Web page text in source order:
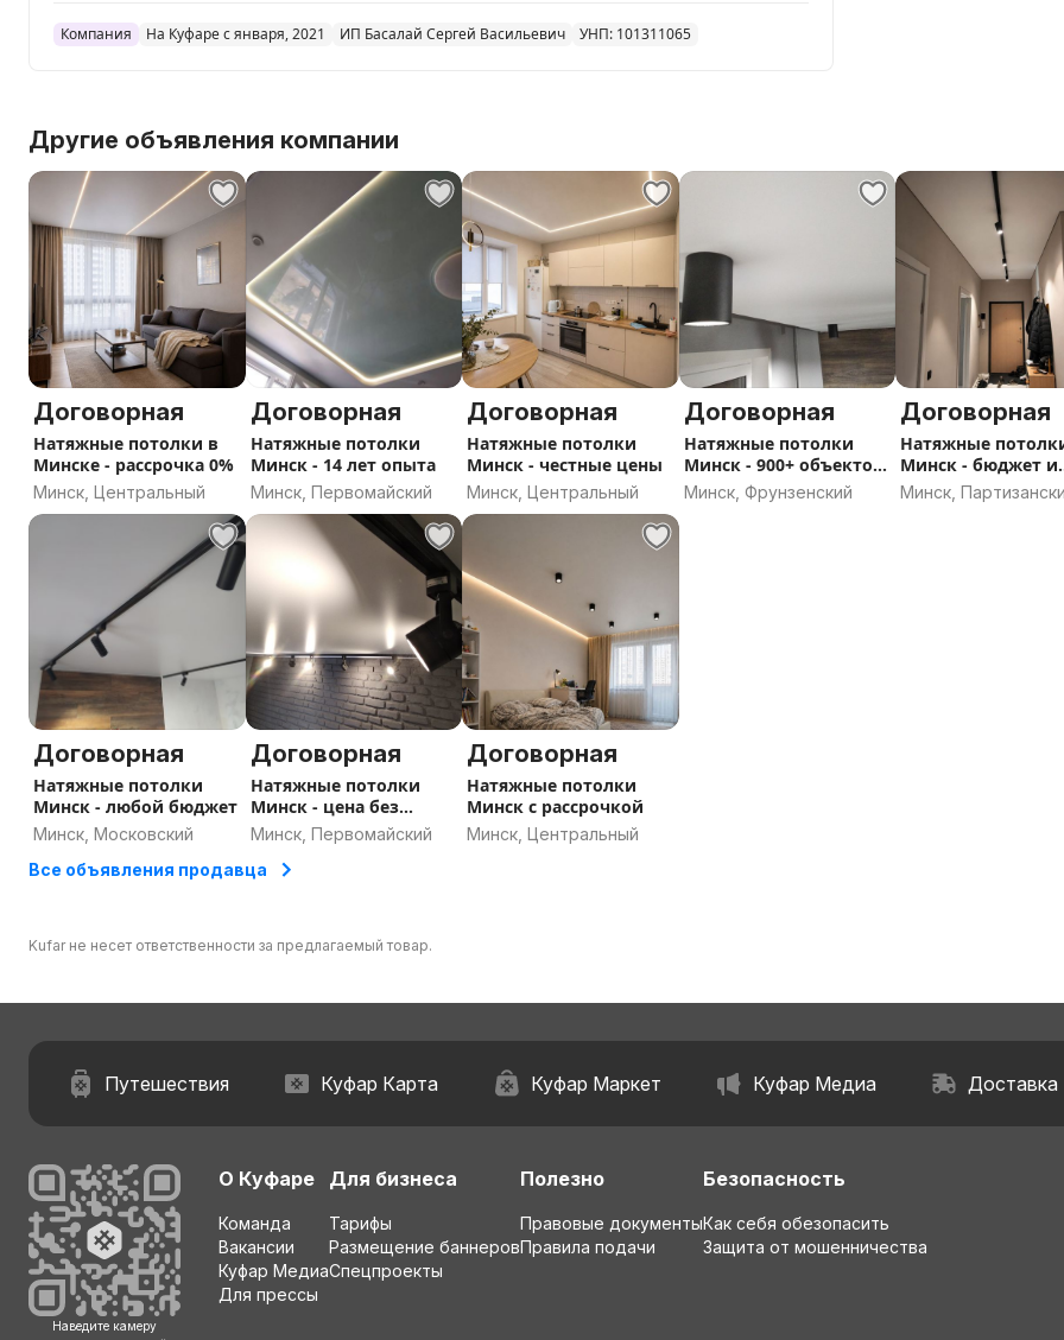
Компания На Куфаре с января, 2021 ИП Басалай Сергей Васильевич УНП: 101311065
Другие объявления компании
Договорная
Натяжные потолки в
Минске - рассрочка 0%
Минск, Центральный
Договорная
Натяжные потолки
Минск - 14 лет опыта
Минск, Первомайский
Договорная
Натяжные потолки
Минск - честные цены
Минск, Центральный
Договорная
Натяжные потолки
Минск - 900+ объектов
за год
Минск, Фрунзенский
Договорная
Натяжные
Минск - бюджет и
премиум
Минск,
Договорная
Натяжные потолки
Минск - любой бюджет
Минск, Московский
Договорная
Натяжные потолки
Минск - цена без
доплат
Минск, Первомайский
Договорная
Натяжные потолки
Минск с рассрочкой
Минск, Центральный
Все объявления продавца
Kufar не несет ответственности за предлагаемый товар.
Путешествия Куфар Карта Куфар Маркет Куфар Медиа Доставка
Наведите камеру
О Куфаре
Команда
Вакансии
Куфар Медиа
Для прессы
Для бизнеса
Тарифы
Размещение баннеров
Спецпроекты
Полезно
Правовые документы
Правила подачи
Безопасность
Как себя обезопасить
Защита от мошенничества